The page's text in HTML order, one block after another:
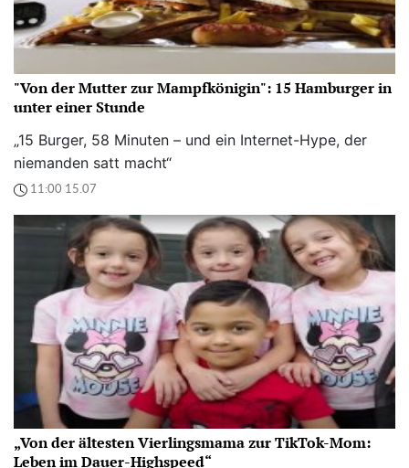
"Von der Mutter zur Mampfkönigin": 15 Hamburger in
unter einer Stunde
„15 Burger, 58 Minuten – und ein Internet-Hype, der
niemanden satt macht“
11:00 15.07
„Von der ältesten Vierlingsmama zur TikTok-Mom:
Leben im Dauer-Highspeed“